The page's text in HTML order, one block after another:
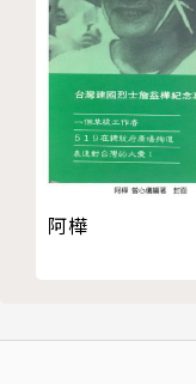
譯者簡介
王惟芬
臺大動物系、倫
日前在巴黎半工
文，一邊翻譯寫
阿樺